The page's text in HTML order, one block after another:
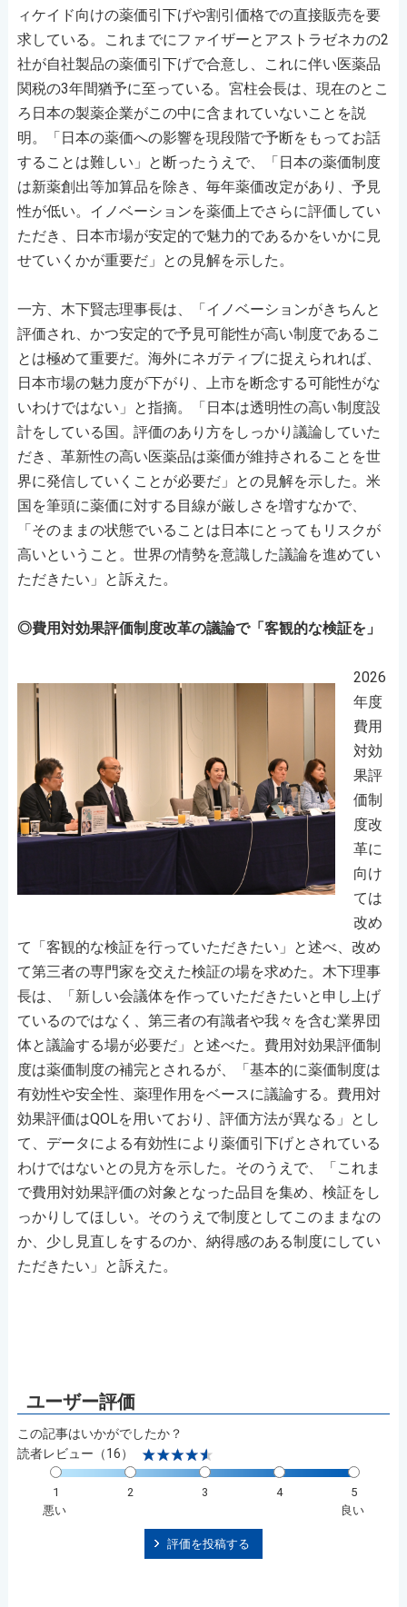
ィケイド向けの薬価引下げや割引価格での直接販売を要
求している。これまでにファイザーとアストラゼネカの2
社が自社製品の薬価引下げで合意し、これに伴い医薬品
関税の3年間猶予に至っている。宮柱会長は、現在のとこ
ろ日本の製薬企業がこの中に含まれていないことを説
明。「日本の薬価への影響を現段階で予断をもってお話
することは難しい」と断ったうえで、「日本の薬価制度
は新薬創出等加算品を除き、毎年薬価改定があり、予見
性が低い。イノベーションを薬価上でさらに評価してい
ただき、日本市場が安定的で魅力的であるかをいかに見
せていくかが重要だ」との見解を示した。
一方、木下賢志理事長は、「イノベーションがきちんと
評価され、かつ安定的で予見可能性が高い制度であるこ
とは極めて重要だ。海外にネガティブに捉えられれば、
日本市場の魅力度が下がり、上市を断念する可能性がな
いわけではない」と指摘。「日本は透明性の高い制度設
計をしている国。評価のあり方をしっかり議論していた
だき、革新性の高い医薬品は薬価が維持されることを世
界に発信していくことが必要だ」との見解を示した。米
国を筆頭に薬価に対する目線が厳しさを増すなかで、
「そのままの状態でいることは日本にとってもリスクが
高いということ。世界の情勢を意識した議論を進めてい
ただきたい」と訴えた。
◎費用対効果評価制度改革の議論で「客観的な検証を」
2026
年度
費用
対効
果評
価制
度改
革に
向け
ては
改め
て「客観的な検証を行っていただきたい」と述べ、改め
て第三者の専門家を交えた検証の場を求めた。木下理事
長は、「新しい会議体を作っていただきたいと申し上げ
ているのではなく、第三者の有識者や我々を含む業界団
体と議論する場が必要だ」と述べた。費用対効果評価制
度は薬価制度の補完とされるが、「基本的に薬価制度は
有効性や安全性、薬理作用をベースに議論する。費用対
効果評価はQOLを用いており、評価方法が異なる」とし
て、データによる有効性により薬価引下げとされている
わけではないとの見方を示した。そのうえで、「これま
で費用対効果評価の対象となった品目を集め、検証をし
っかりしてほしい。そのうえで制度としてこのままなの
か、少し見直しをするのか、納得感のある制度にしてい
ただきたい」と訴えた。
この記事はいかがでしたか？
読者レビュー（16）
1 2 3 4
5
悪い
良い
評価を投稿する